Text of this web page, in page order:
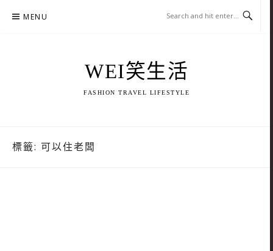
MENU
WEI笑生活
FASHION TRAVEL LIFESTYLE
標籤: 可以住老闆